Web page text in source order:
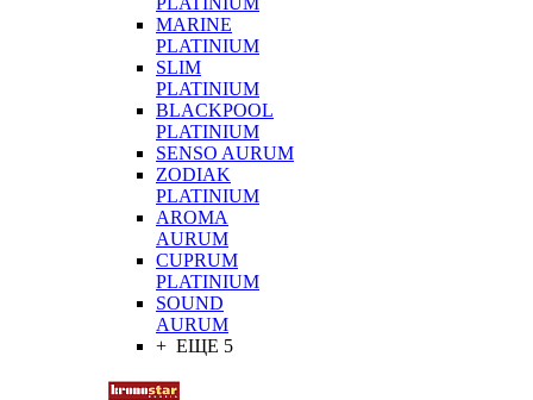
MARINE
PLATINIUM
SLIM
PLATINIUM
BLACKPOOL
PLATINIUM
SENSO AURUM
ZODIAK
PLATINIUM
AROMA
AURUM
CUPRUM
PLATINIUM
SOUND
AURUM
+ ЕЩЕ 5